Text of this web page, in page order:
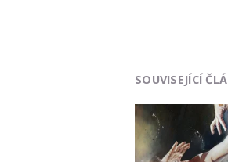
SOUVISEJÍCÍ